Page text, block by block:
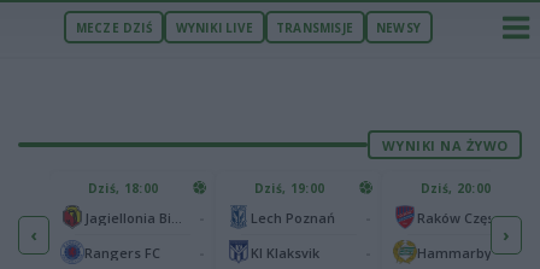
MECZE DZIŚ WYNIKI LIVE TRANSMISJE NEWSY
WYNIKI NA ŻYWO
‹
1
0
Dziś, 18:00
Rangers FC
Dziś, 19:00
Lech Poznań
KI Klaksvik
Dziś, 20:00
Raków Częstochowa
Hammarby IF
›